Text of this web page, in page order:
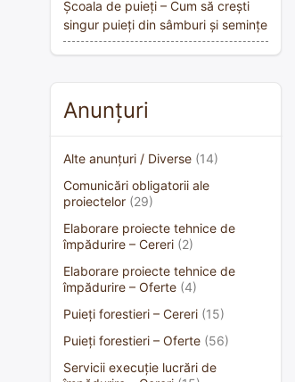
Școala de puieți – Cum să crești
singur puieți din sâmburi și semințe
Anunțuri
Alte anunțuri / Diverse (14)
Comunicări obligatorii ale
proiectelor (29)
Elaborare proiecte tehnice de
împădurire – Cereri (2)
Elaborare proiecte tehnice de
împădurire – Oferte (4)
Puieți forestieri – Cereri (15)
Puieți forestieri – Oferte (56)
Servicii execuție lucrări de